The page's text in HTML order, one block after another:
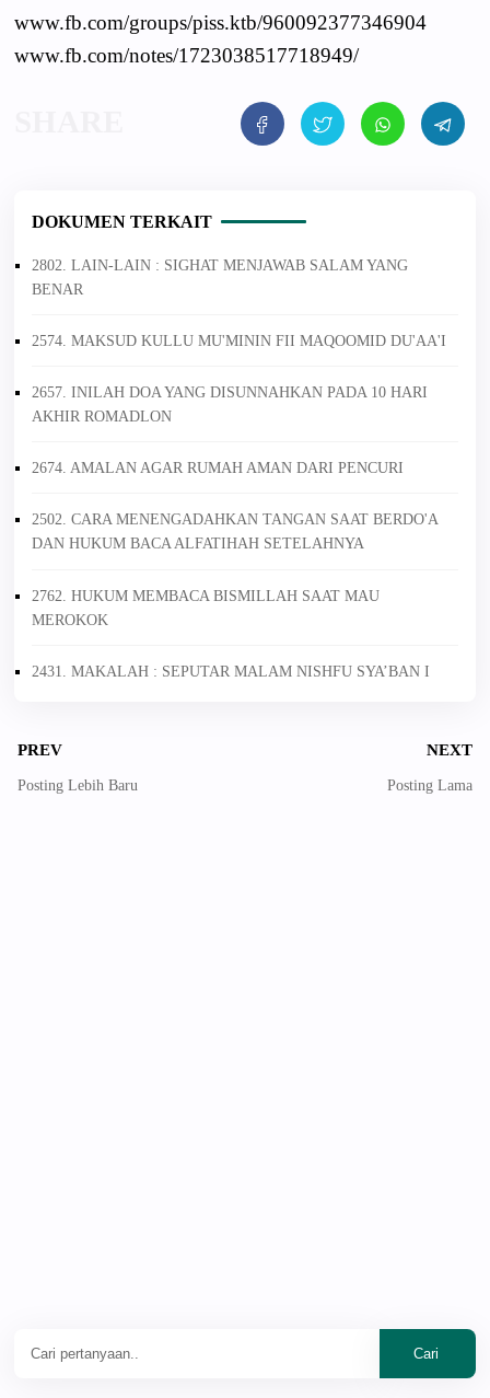
www.fb.com/groups/piss.ktb/960092377346904
www.fb.com/notes/1723038517718949/
DOKUMEN TERKAIT
2802. LAIN-LAIN : SIGHAT MENJAWAB SALAM YANG
BENAR
2574. MAKSUD KULLU MU'MININ FII MAQOOMID DU'AA'I
2657. INILAH DOA YANG DISUNNAHKAN PADA 10 HARI
AKHIR ROMADLON
2674. AMALAN AGAR RUMAH AMAN DARI PENCURI
2502. CARA MENENGADAHKAN TANGAN SAAT BERDO'A
DAN HUKUM BACA ALFATIHAH SETELAHNYA
2762. HUKUM MEMBACA BISMILLAH SAAT MAU
MEROKOK
2431. MAKALAH : SEPUTAR MALAM NISHFU SYA’BAN I
PREV
Posting Lebih Baru
NEXT
Posting Lama